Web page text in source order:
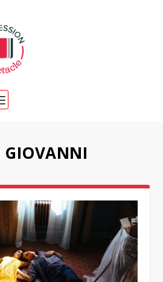
GIOVANNI